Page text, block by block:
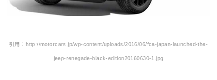
引用：http://motorcars.jp/wp-content/uploads/2016/06/fca-japan-launched-the-
jeep-renegade-black-edition20160630-1.jpg